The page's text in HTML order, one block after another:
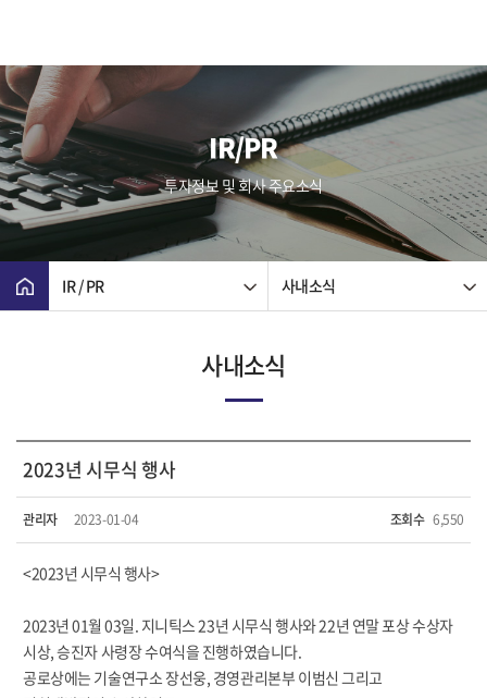
IR/PR
투자정보 및 회사 주요소식
IR / PR 사내소식
사내소식
2023년 시무식 행사
관리자 2023-01-04 조회수 6,550
<2023년 시무식 행사>
2023년 01월 03일. 지니틱스23년 시무식 행사와 22년 연말 포상 수상자
시상, 승진자 사령장 수여식을 진행하였습니다.
공로상에는 기술연구소 장선웅, 경영관리본부 이범신 그리고